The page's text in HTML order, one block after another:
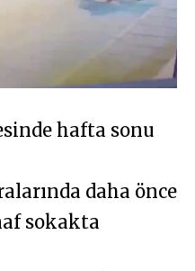
hafta sonu
daha önce
sokakta